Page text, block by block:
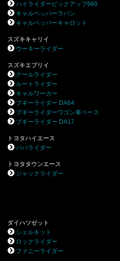
ハイライダーピックアップ660
キャルペッパーラパン
キャルペッパーキャロット
スズキキャリイ
ウーキーライダー
スズキエブリイ
クールライダー
ルートライダー
キャルワーカー
ブギーライダー DA64
ブギーライダーワゴン車ベース
ブギーライダー DA17
トヨタハイエース
パパライダー
トヨタタウンエース
ジャックライダー
ダイハツゼット
シェルキット
ロックライダー
ファニーライダー